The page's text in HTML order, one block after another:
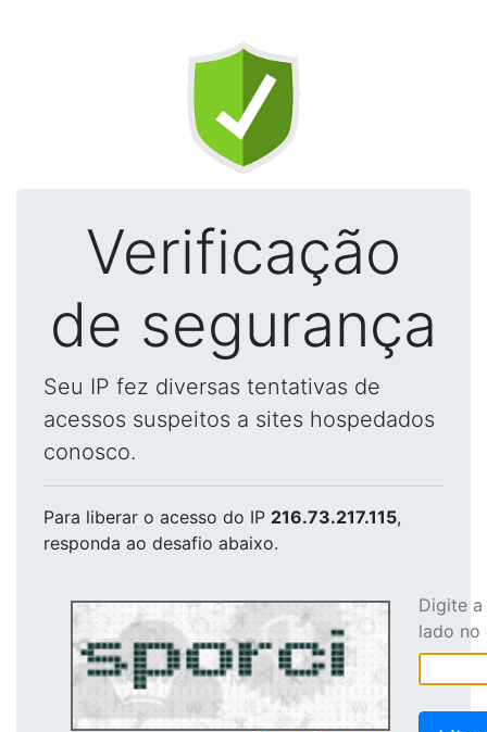
Verificação
de segurança
Seu IP fez diversas tentativas de
acessos suspeitos a sites hospedados
conosco.
Para liberar o acesso do IP 216.73.217.115,
responda ao desafio abaixo.
Digite
lado no